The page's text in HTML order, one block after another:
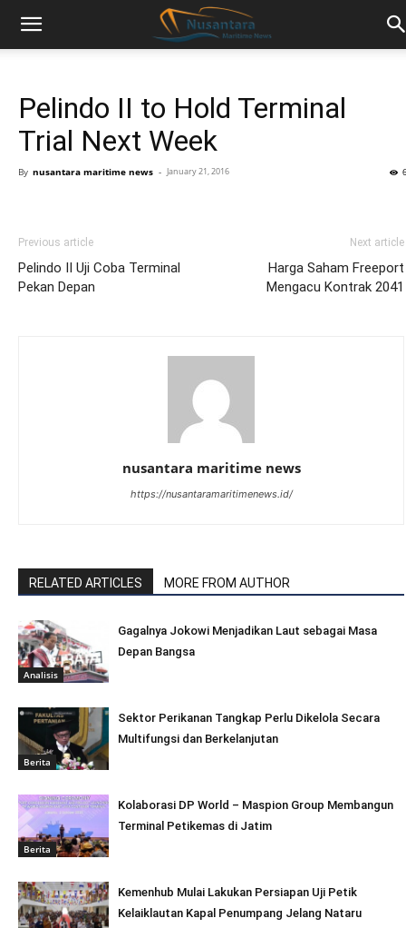
Pelindo II to Hold Terminal
Trial Next Week
By nusantara maritime news - January 21, 2016
Previous article
Pelindo II Uji Coba Terminal
Pekan Depan
Next article
Harga Saham Freeport
Mengacu Kontrak 2041
nusantara maritime news
https://nusantaramaritimenews.id/
RELATED ARTICLES MORE FROM AUTHOR
Analisis
Gagalnya Jokowi Menjadikan Laut sebagai Masa
Depan Bangsa
Berita
Sektor Perikanan Tangkap Perlu Dikelola Secara
Multifungsi dan Berkelanjutan
Berita
Kolaborasi DP World – Maspion Group Membangun
Terminal Petikemas di Jatim
Kemenhub Mulai Lakukan Persiapan Uji Petik
Kelaiklautan Kapal Penumpang Jelang Nataru